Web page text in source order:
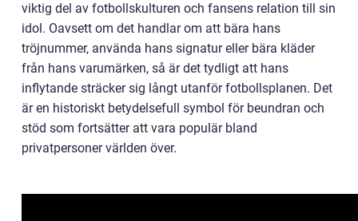
viktig del av fotbollskulturen och fansens relation till sin
idol. Oavsett om det handlar om att bära hans
tröjnummer, använda hans signatur eller bära kläder
från hans varumärken, så är det tydligt att hans
inflytande sträcker sig långt utanför fotbollsplanen. Det
är en historiskt betydelsefull symbol för beundran och
stöd som fortsätter att vara populär bland
privatpersoner världen över.